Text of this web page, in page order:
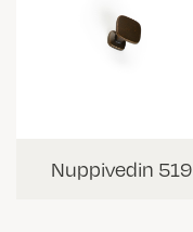
Nuppivedin 519